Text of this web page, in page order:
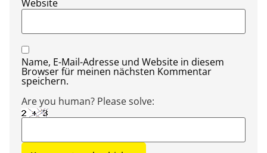
Website
Name, E-Mail-Adresse und Website in diesem
Browser für meinen nächsten Kommentar
speichern.
Are you human? Please solve: